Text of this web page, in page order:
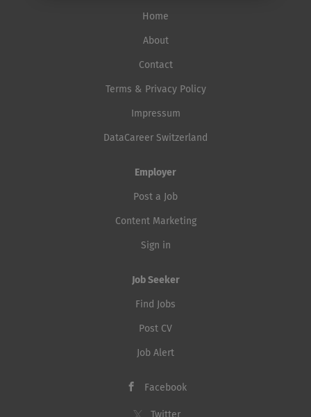
Home
About
Contact
Terms & Privacy Policy
Impressum
DataCareer Switzerland
Employer
Post a Job
Content Marketing
Sign in
Job Seeker
Find Jobs
Post CV
Job Alert
Facebook
Twitter